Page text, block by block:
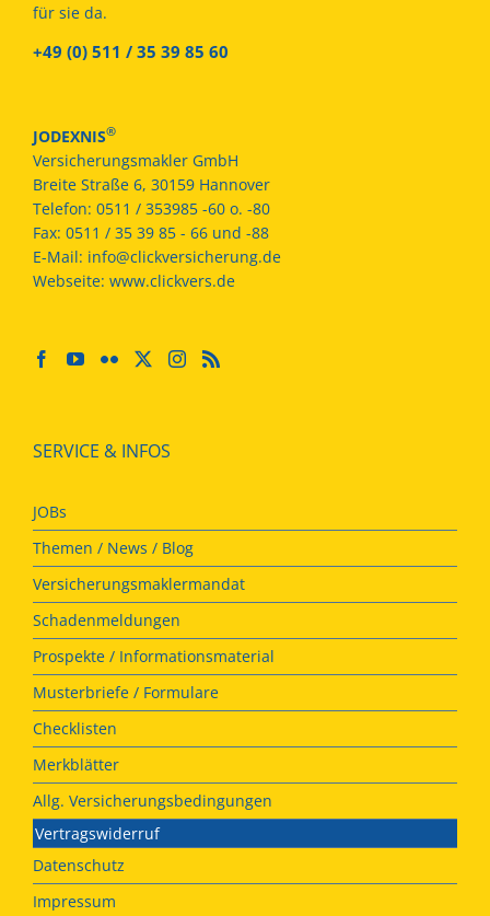
für sie da.
+49 (0) 511 / 35 39 85 60
JODEXNIS®
Versicherungsmakler GmbH
Breite Straße 6, 30159 Hannover
Telefon: 0511 / 353985 -60 o. -80
Fax: 0511 / 35 39 85 - 66 und -88
E-Mail: info@clickversicherung.de
Webseite: www.clickvers.de
SERVICE & INFOS
JOBs
Themen / News / Blog
Versicherungsmaklermandat
Schadenmeldungen
Prospekte / Informationsmaterial
Musterbriefe / Formulare
Checklisten
Merkblätter
Allg. Versicherungsbedingungen
Vertragswiderruf
Datenschutz
Impressum